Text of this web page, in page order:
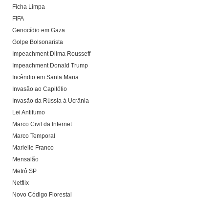
Ficha Limpa
FIFA
Genocídio em Gaza
Golpe Bolsonarista
Impeachment Dilma Rousseff
Impeachment Donald Trump
Incêndio em Santa Maria
Invasão ao Capitólio
Invasão da Rússia à Ucrânia
Lei Antifumo
Marco Civil da Internet
Marco Temporal
Marielle Franco
Mensalão
Metrô SP
Netflix
Novo Código Florestal